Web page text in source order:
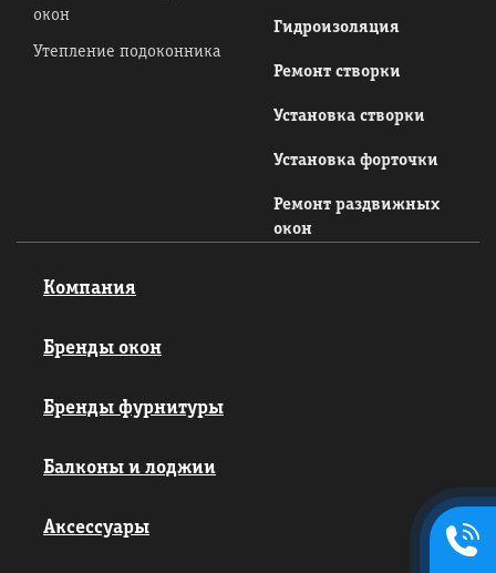
окон
Утепление подоконника
Гидроизоляция
Ремонт створки
Установка створки
Установка форточки
Ремонт раздвижных
окон
Компания
Бренды окон
Бренды фурнитуры
Балконы и лоджии
Аксессуары
+7495
134-42-